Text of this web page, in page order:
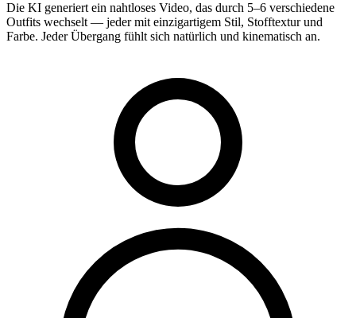
Die KI generiert ein nahtloses Video, das durch 5–6 verschiedene
Outfits wechselt — jeder mit einzigartigem Stil, Stofftextur und
Farbe. Jeder Übergang fühlt sich natürlich und kinematisch an.